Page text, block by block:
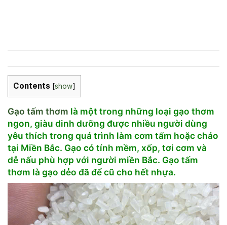
Contents [show]
Gạo tấm thơm là một trong những loại gạo thơm
ngon, giàu dinh dưỡng được nhiều người dùng
yêu thích trong quá trình làm cơm tấm hoặc cháo
tại Miền Bắc. Gạo có tính mềm, xốp, tơi cơm và
dễ nấu phù hợp với người miền Bắc. Gạo tấm
thơm là gạo dẻo đã để cũ cho hết nhựa.